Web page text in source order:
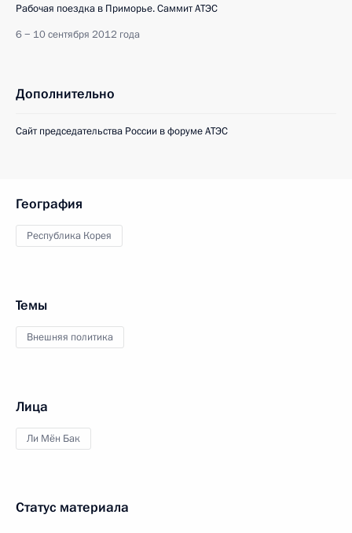
Рабочая поездка в Приморье. Саммит АТЭС
6 − 10 сентября 2012 года
Дополнительно
Сайт председательства России в форуме АТЭС
География
Республика Корея
Темы
Внешняя политика
Лица
Ли Мён Бак
Статус материала